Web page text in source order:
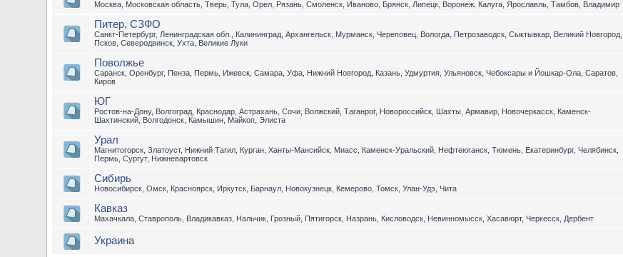
Москва, Московская область, Тверь, Тула, Орел, Рязань, Смоленск, Иваново, Брянск, Липецк, Воронеж, Калуга, Ярославль, Тамбов, Владимир
Питер, СЗФО
Санкт-Петербург, Ленинградская обл., Калининград, Архангельск, Мурманск, Череповец, Вологда, Петрозаводск, Сыктывкар, Великий Новгород,
Псков, Северодвинск, Ухта, Великие Луки
Поволжье
Саранск, Оренбург, Пенза, Пермь, Ижевск, Самара, Уфа, Нижний Новгород, Казань, Удмуртия, Ульяновск, Чебоксары и Йошкар-Ола, Саратов,
Киров
ЮГ
Ростов-на-Дону, Волгоград, Краснодар, Астрахань, Сочи, Волжский, Таганрог, Новороссийск, Шахты, Армавир, Новочеркасск, Каменск-
Шахтинский, Волгодонск, Камышин, Майкоп, Элиста
Урал
Магнитогорск, Златоуст, Нижний Тагил, Курган, Ханты-Мансийск, Миасс, Каменск-Уральский, Нефтеюганск, Тюмень, Екатеринбург, Челябинск,
Пермь, Сургут, Нижневартовск
Сибирь
Новосибирск, Омск, Красноярск, Иркутск, Барнаул, Новокузнецк, Кемерово, Томск, Улан-Удэ, Чита
Кавказ
Махачкала, Ставрополь, Владикавказ, Нальчик, Грозный, Пятигорск, Назрань, Кисловодск, Невинномысск, Хасавюрт, Черкесск, Дербент
Украина